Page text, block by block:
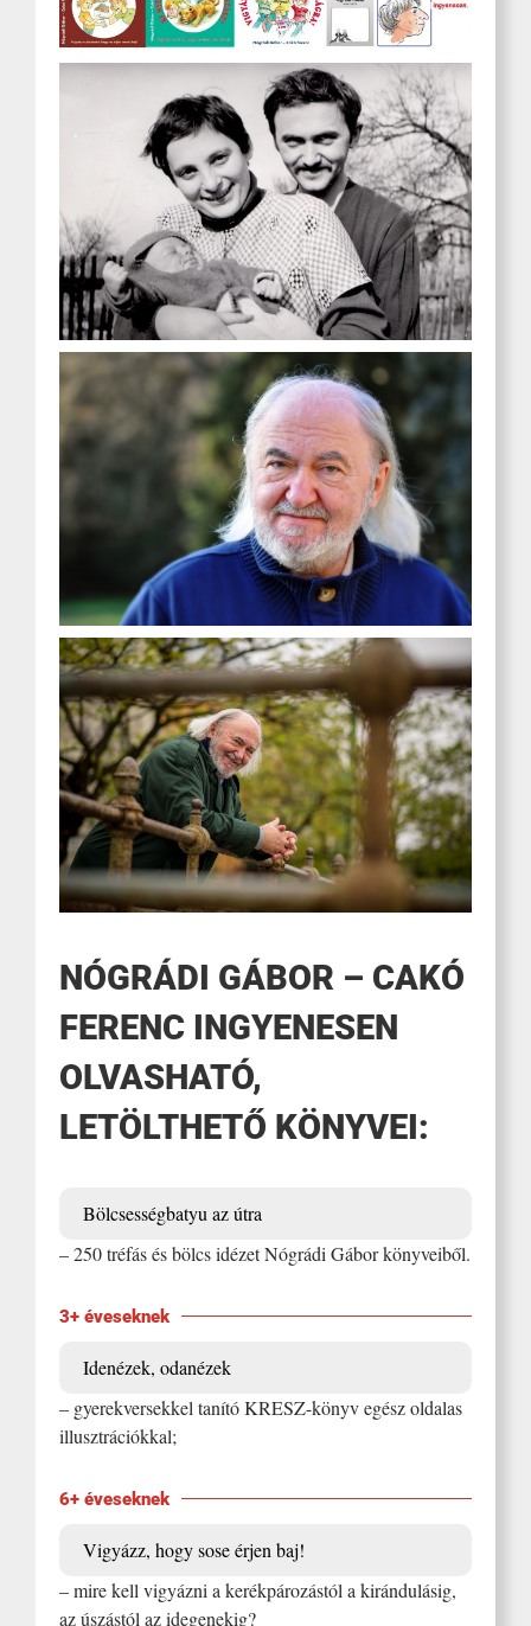
NÓGRÁDI GÁBOR – CAKÓ
FERENC INGYENESEN
OLVASHATÓ,
LETÖLTHETŐ KÖNYVEI:
Bölcsességbatyu az útra
– 250 tréfás és bölcs idézet Nógrádi Gábor könyveiből.
3+ éveseknek
Idenézek, odanézek
– gyerekversekkel tanító KRESZ-könyv egész oldalas
illusztrációkkal;
6+ éveseknek
Vigyázz, hogy sose érjen baj!
– mire kell vigyázni a kerékpározástól a kirándulásig,
az úszástól az idegenekig?